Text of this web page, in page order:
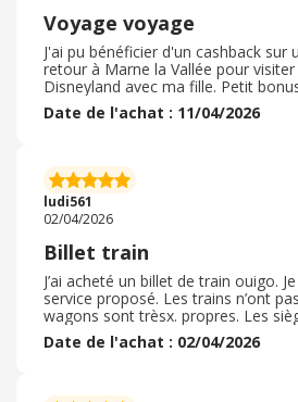
Voyage voyage
J'ai pu bénéficier d'un cashback sur
retour à Marne la Vallée pour visiter
Disneyland avec ma fille. Petit
fait plaisir, notamment en periode
Processus d'achat très simple via le
validé, le lendemain de la
toujours appréciable, merci
économiser quelques euros !
Date de l'achat : 11/04/2026
ludi561
02/04/2026
Billet train
J’ai acheté un billet de train ouigo.
service proposé. Les trains n’ont
wagons sont trèsx. propres. Les
confortables et agréables. Le
ouigo est très accueillant et très
Date de l'achat : 02/04/2026